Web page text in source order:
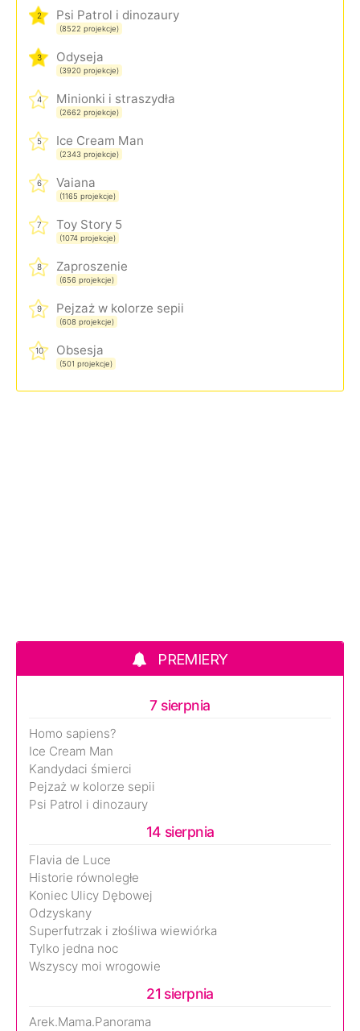
2 Psi Patrol i dinozaury
(8522 projekcje)
3 Odyseja
(3920 projekcje)
4 Minionki i straszydła
(2662 projekcje)
5 Ice Cream Man
(2343 projekcje)
6 Vaiana
(1165 projekcje)
7 Toy Story 5
(1074 projekcje)
8 Zaproszenie
(656 projekcje)
9 Pejzaż w kolorze sepii
(608 projekcje)
10 Obsesja
(501 projekcje)
PREMIERY
7 sierpnia
Homo sapiens?
Ice Cream Man
Kandydaci śmierci
Pejzaż w kolorze sepii
Psi Patrol i dinozaury
14 sierpnia
Flavia de Luce
Historie równoległe
Koniec Ulicy Dębowej
Odzyskany
Superfutrzak i złośliwa wiewiórka
Tylko jedna noc
Wszyscy moi wrogowie
21 sierpnia
Arek.Mama.Panorama